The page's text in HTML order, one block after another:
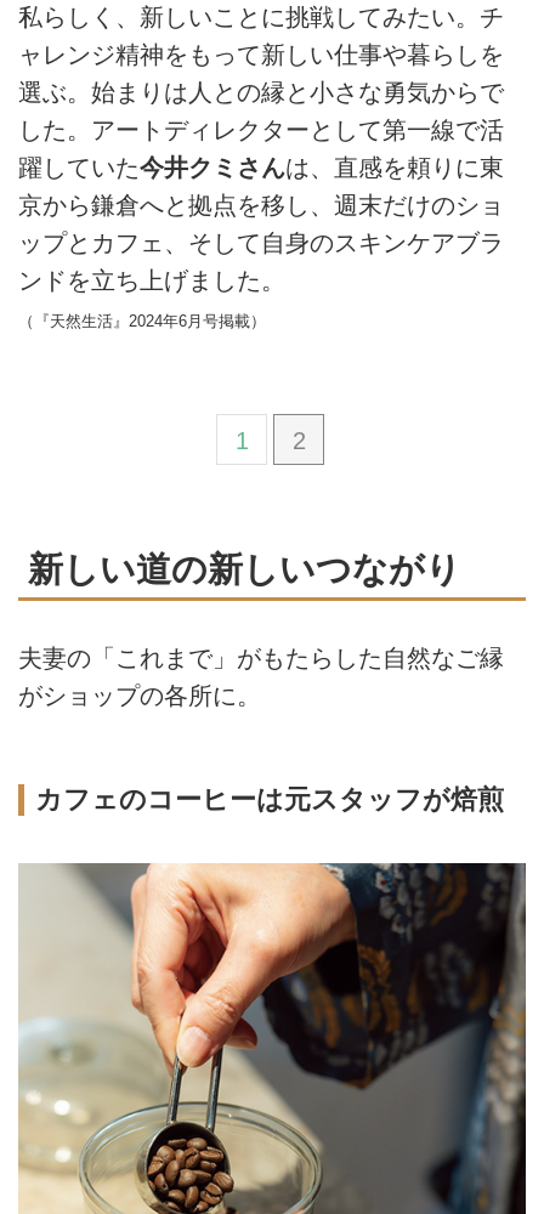
私らしく、新しいことに挑戦してみたい。チ
ャレンジ精神をもって新しい仕事や暮らしを
選ぶ。始まりは人との縁と小さな勇気からで
した。アートディレクターとして第一線で活
躍していた今井クミさんは、直感を頼りに東
京から鎌倉へと拠点を移し、週末だけのショ
ップとカフェ、そして自身のスキンケアブラ
ンドを立ち上げました。
（『天然生活』2024年6月号掲載）
1 2
新しい道の新しいつながり
夫妻の「これまで」がもたらした自然なご縁
がショップの各所に。
カフェのコーヒーは元スタッフが焙煎